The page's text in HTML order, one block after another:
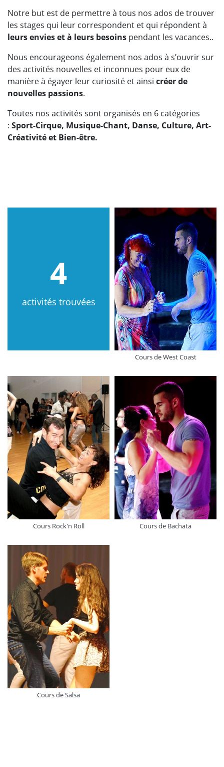
Notre but est de permettre à tous nos ados de trouver
les stages qui leur correspondent et qui répondent à
leurs envies et à leurs besoins pendant les vacances..
Nous encourageons également nos ados à s’ouvrir sur
des activités nouvelles et inconnues pour eux de
manière à égayer leur curiosité et ainsi créer de
nouvelles passions.
Toutes nos activités sont organisés en 6 catégories
: Sport-Cirque, Musique-Chant, Danse, Culture, Art-
Créativité et Bien-être.
4
activités trouvées
Cours de West Coast
Cours Rock'n Roll Cours de Bachata
Cours de Salsa